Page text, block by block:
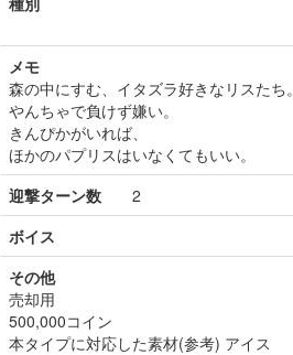
メモ
森の中にすむ、イタズラ好きなリスたち。
やんちゃで負けず嫌い。
きんぴかがいれば、
ほかのパプリスはいなくてもいい。
迎撃ターン数 2
ボイス
その他
売却用
500,000コイン
本タイプに対応した素材(参考) アイス